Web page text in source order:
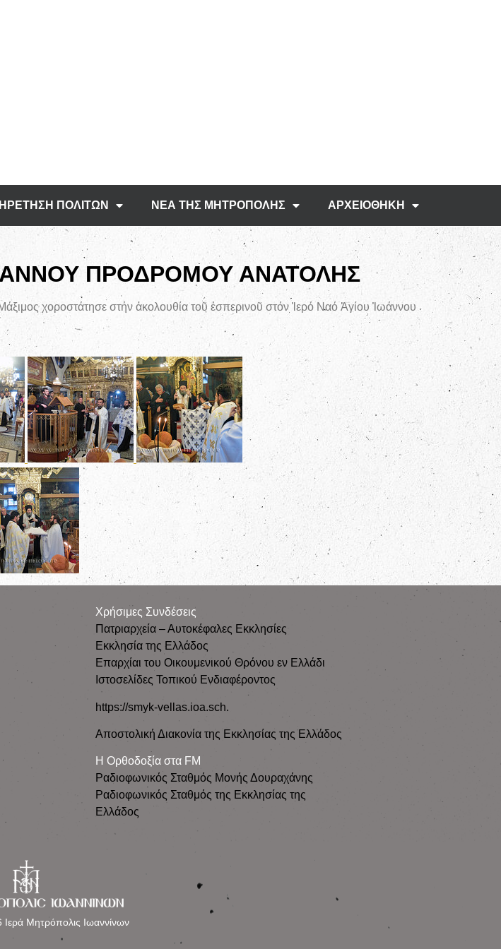
ΠΟΛΙΤΩΝ ΝΕΑ ΤΗΣ ΜΗΤΡΟΠΟΛΗΣ ΑΡΧΕΙΟΘΗΚΗ
ΠΡΟΔΡΟΜΟΥ ΑΝΑΤΟΛΗΣ
χοροστάτησε στήν ἀκολουθία τοῦ ἑσπερινοῦ στόν Ἱερό Ναό Ἁγίου Ἰωάννου
Χρήσιμες Συνδέσεις
Πατριαρχεία – Αυτοκέφαλες Εκκλησίες
Εκκλησία της Ελλάδος
Επαρχίαι του Οικουμενικού Θρόνου εν Ελλάδι
Ιστοσελίδες Τοπικού Ενδιαφέροντος
https://smyk-vellas.ioa.sch.
Αποστολική Διακονία της Εκκλησίας της Ελλάδος
Η Ορθοδοξία στα FM
Ραδιοφωνικός Σταθμός Μονής Δουραχάνης
Ραδιοφωνικός Σταθμός της Εκκλησίας της
Ελλάδος
Μητρόπολις Ιωαννίνων